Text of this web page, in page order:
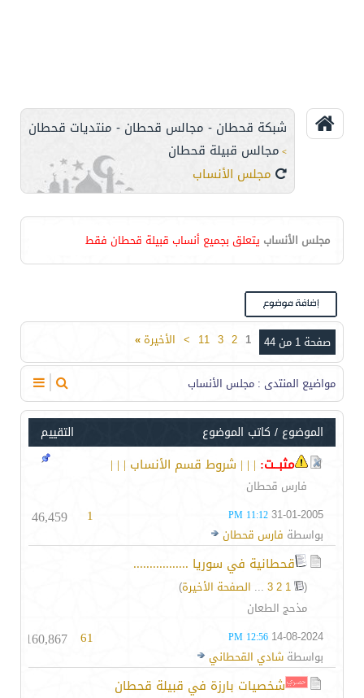
شبكة قحطان - مجالس قحطان - منتديات قحطان
> مجالس قبيلة قحطان
مجلس الأنساب
مجلس الأنساب يتعلق بجميع أنساب قبيلة قحطان فقط
صفحة 1 من 44 1
2
3
11
> الأخيرة»
مواضيع المنتدى : مجلس الأنساب
التقييم الموضوع / كاتب الموضوع
مثبــت: | | | شروط قسم الأنساب | | |
فارس قحطان
31-01-2005
11:12 PM
بواسطة فارس قحطان
1
46,459
قحطانية في سوريا .................
(
1
2
3
... الصفحة الأخيرة)
مذحج الطعان
14-08-2024
12:56 PM
بواسطة شادي القحطاني
61
160,867
شخصيات بارزة في قبيلة قحطان